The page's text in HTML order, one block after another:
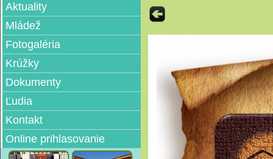
Aktuality
Mládež
Fotogaléria
Krúžky
Dokumenty
Ľudia
Kontakt
Online prihlasovanie